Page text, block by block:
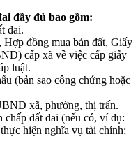
đầy đủ bao gồm:
đai.
đồng mua bán đất, Giấy
cấp xã về việc cấp giấy
luật.
(bản sao công chứng hoặc
xã, phường, thị trấn.
đất đai (nếu có, ví dụ:
hiện nghĩa vụ tài chính;